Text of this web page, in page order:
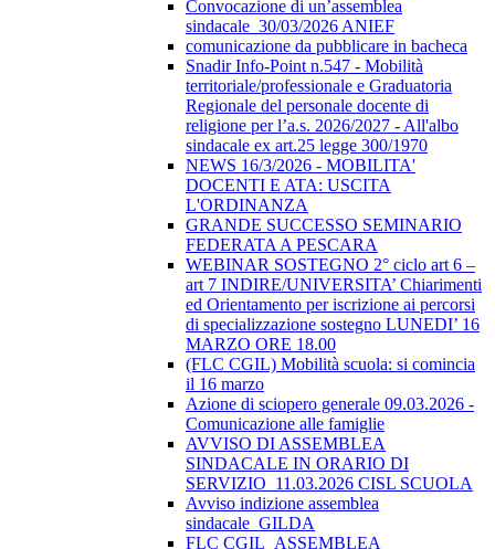
Convocazione di un’assemblea
sindacale_30/03/2026 ANIEF
comunicazione da pubblicare in bacheca
Snadir Info-Point n.547 - Mobilità
territoriale/professionale e Graduatoria
Regionale del personale docente di
religione per l’a.s. 2026/2027 - All'albo
sindacale ex art.25 legge 300/1970
NEWS 16/3/2026 - MOBILITA'
DOCENTI E ATA: USCITA
L'ORDINANZA
GRANDE SUCCESSO SEMINARIO
FEDERATA A PESCARA
WEBINAR SOSTEGNO 2° ciclo art 6 –
art 7 INDIRE/UNIVERSITA’ Chiarimenti
ed Orientamento per iscrizione ai percorsi
di specializzazione sostegno LUNEDI’ 16
MARZO ORE 18.00
(FLC CGIL) Mobilità scuola: si comincia
il 16 marzo
Azione di sciopero generale 09.03.2026 -
Comunicazione alle famiglie
AVVISO DI ASSEMBLEA
SINDACALE IN ORARIO DI
SERVIZIO_11.03.2026 CISL SCUOLA
Avviso indizione assemblea
sindacale_GILDA
FLC CGIL_ASSEMBLEA